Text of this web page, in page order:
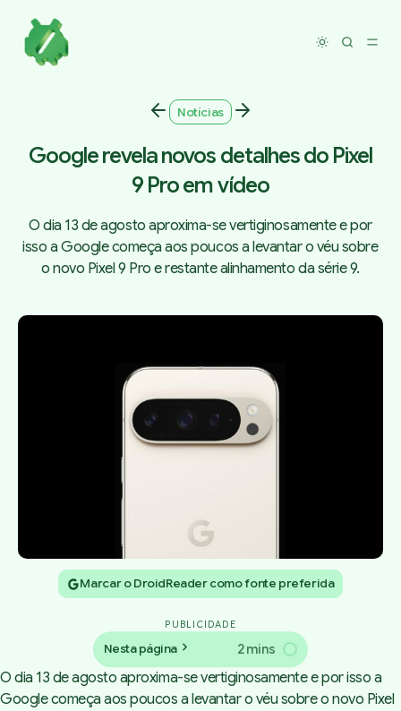
Toggle
Notícias
Google revela novos detalhes do Pixel
9 Pro em vídeo
O dia 13 de agosto aproxima-se vertiginosamente e por
isso a Google começa aos poucos a levantar o véu sobre
o novo Pixel 9 Pro e restante alinhamento da série 9.
Marcar o DroidReader como fonte preferida
PUBLICIDADE
Nesta página 2 mins
O dia 13 de agosto aproxima-se vertiginosamente e por isso a
Google começa aos poucos a levantar o véu sobre o novo Pixel